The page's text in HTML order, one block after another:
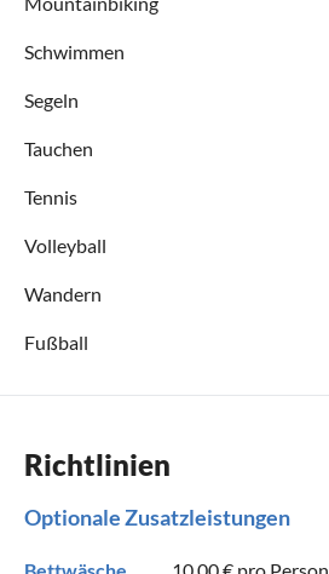
Schwimmen
Segeln
Tauchen
Tennis
Volleyball
Wandern
Fußball
Richtlinien
Optionale Zusatzleistungen
Bettwäsche 10,00 € pro Person